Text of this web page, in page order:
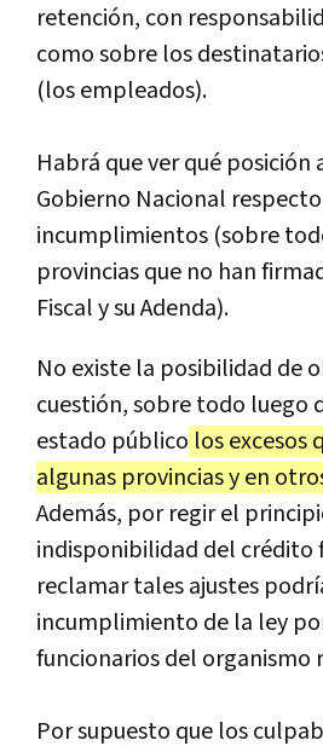
retención, con
comosobre los
(losempleados).
Habrá queverqué posición
Gobierno Nacional respecto
incumplimientos (sobre
provinciasque no han
FiscalysuAdenda).
No existe la posibilidad de
cuestión,sobretodo luego
estado público losexcesos
algunas provinciasyen
Además, por regirel
indisponibilidad del crédito
reclamartalesajustes podrí
incumplimiento de la ley
funcionariosdel organismo
Porsupuesto que los